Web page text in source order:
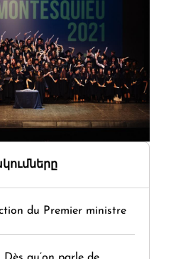
du Premier ministre